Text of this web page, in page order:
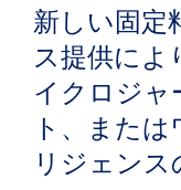
新しい固定
ス提供によ
イクロジャ
ト、また
リジェンス